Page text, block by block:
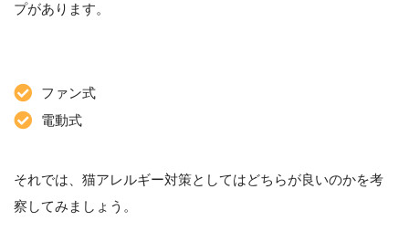
プがあります。
ファン式
電動式
それでは、猫アレルギー対策としてはどちらが良いのかを考
察してみましょう。